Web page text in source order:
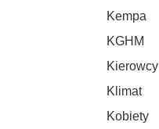
Kempa
KGHM
Kierowcy
Klimat
Kobiety